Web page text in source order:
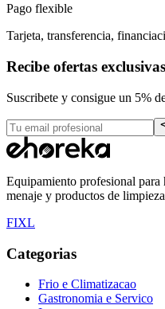
Pago flexible
Tarjeta, transferencia,
Recibe ofertas exclusivas
Suscribete y consigue un 5%
Equipamiento profesional
menaje y productos de
FIXL
Categorias
Frio e Climatizacao
Gastronomia e Servico